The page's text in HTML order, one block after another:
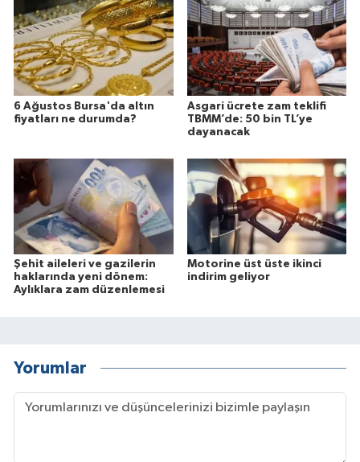
6 Ağustos Bursa'da altın
fiyatları ne durumda?
Asgari ücrete zam teklifi
TBMM’de: 50 bin TL’ye
dayanacak
Şehit aileleri ve gazilerin
haklarında yeni dönem:
Aylıklara zam düzenlemesi
Motorine üst üste ikinci
indirim geliyor
Yorumlar